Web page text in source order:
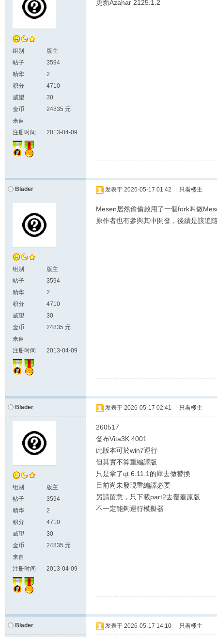
组别
版主
帖子
3594
精华
2
积分
4710
威望
30
金币
24835 元
来自
注册时间
2013-04-09
更新Azahar 2125.1.2
Blader
组别
版主
帖子
3594
精华
2
积分
4710
威望
30
金币
24835 元
来自
注册时间
2013-04-09
发表于 2026-05-17 01:42 只看楼主
Mesen居然偷偷啟用了一個fork叫做
原作者也有參與其中開發，後續是該追
Blader
组别
版主
帖子
3594
精华
2
积分
4710
威望
30
金币
24835 元
来自
注册时间
2013-04-09
发表于 2026-05-17 02:41 只看楼主
260517
發布Vita3K 4001
此版本可於win7運行
但其實不算重編譯版
只是拿了qt 6.11.1的庫去做替換
目前尚未發現重編譯必要
另請留意，只下載part2去覆蓋原版
不一定能夠運行模擬器
Blader 发表于 2026-05-17 14:10 只看楼主